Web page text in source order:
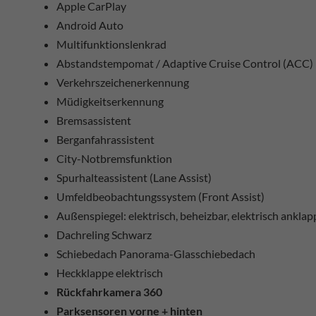
Apple CarPlay
Android Auto
Multifunktionslenkrad
Abstandstempomat / Adaptive Cruise Control (ACC)
Verkehrszeichenerkennung
Müdigkeitserkennung
Bremsassistent
Berganfahrassistent
City-Notbremsfunktion
Spurhalteassistent (Lane Assist)
Umfeldbeobachtungssystem (Front Assist)
Außenspiegel: elektrisch, beheizbar, elektrisch
Dachreling Schwarz
Schiebedach Panorama-Glasschiebedach
Heckklappe elektrisch
Rückfahrkamera 360
Parksensoren vorne + hinten